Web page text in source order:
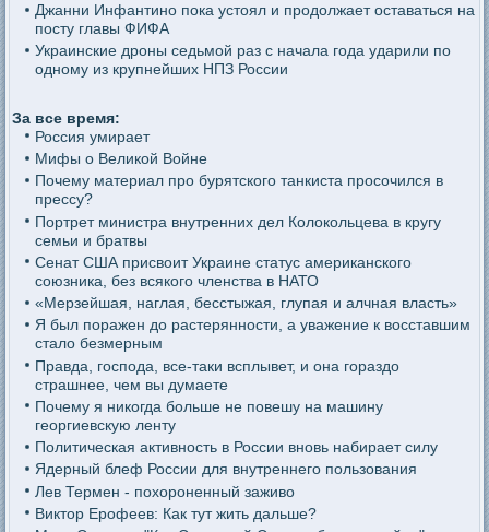
Джанни Инфантино пока устоял и продолжает оставаться на
посту главы ФИФА
Украинские дроны седьмой раз с начала года ударили по
одному из крупнейших НПЗ России
За все время:
Россия умирает
Мифы о Великой Войне
Почему материал про бурятского танкиста просочился в
прессу?
Портрет министра внутренних дел Колокольцева в кругу
семьи и братвы
Сенат США присвоит Украине статус американского
союзника, без всякого членства в НАТО
«Мерзейшая, наглая, бесстыжая, глупая и алчная власть»
Я был поражен до растерянности, а уважение к восставшим
стало безмерным
Правда, господа, все-таки всплывет, и она гораздо
страшнее, чем вы думаете
Почему я никогда больше не повешу на машину
георгиевскую ленту
Политическая активность в России вновь набирает силу
Ядерный блеф России для внутреннего пользования
Лев Термен - похороненный заживо
Виктор Ерофеев: Как тут жить дальше?